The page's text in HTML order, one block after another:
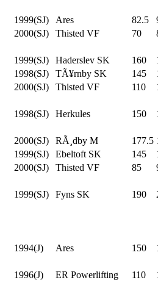
1999(SJ) Ares 82.5
2000(SJ) Thisted VF 70
1999(SJ) Haderslev SK 160
1998(SJ) TÃ¥rnby SK 145
2000(SJ) Thisted VF 110
1998(SJ) Herkules 150
2000(SJ) RÃ¸dby M 177.5
1999(SJ) Ebeltoft SK 145
2000(SJ) Thisted VF 85
1999(SJ) Fyns SK 190
1994(J) Ares 150
1996(J) ER Powerlifting 110